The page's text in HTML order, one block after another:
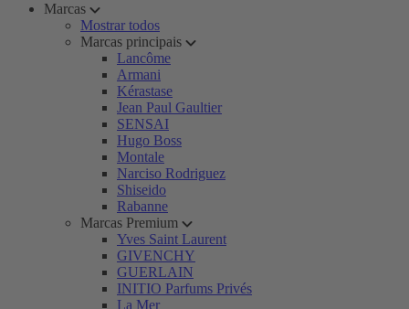
Marcas
Mostrar todos
Marcas principais
Lancôme
Armani
Kérastase
Jean Paul Gaultier
SENSAI
Hugo Boss
Montale
Narciso Rodriguez
Shiseido
Rabanne
Marcas Premium
Yves Saint Laurent
GIVENCHY
GUERLAIN
INITIO Parfums Privés
La Mer